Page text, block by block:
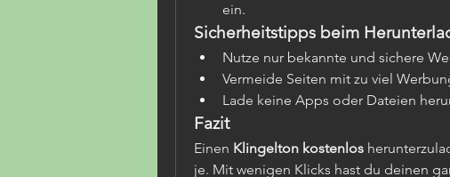
ein.
Sicherheitstipps beim
Nutze nur bekannte und sichere
Vermeide Seiten mit zu viel
Lade keine Apps oder Dateien
Fazit
Einen Klingelton kostenlos
je. Mit wenigen Klicks hast du deinen